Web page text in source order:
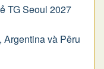
TG Seoul 2027
và Pêru